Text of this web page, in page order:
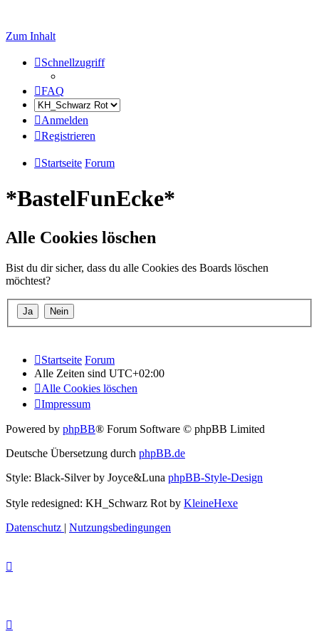
Zum Inhalt
Schnellzugriff
FAQ
Anmelden
Registrieren
Startseite Forum
*BastelFunEcke*
Alle Cookies löschen
Bist du dir sicher, dass du alle Cookies des Boards löschen
möchtest?
Startseite Forum
Alle Zeiten sind UTC+02:00
Alle Cookies löschen
Impressum
Powered by phpBB® Forum Software © phpBB Limited
Deutsche Übersetzung durch phpBB.de
Style: Black-Silver by Joyce&Luna phpBB-Style-Design
Style redesigned: KH_Schwarz Rot by KleineHexe
Datenschutz | Nutzungsbedingungen